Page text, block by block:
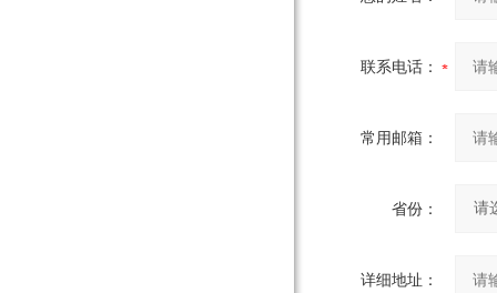
联系电话：
常用邮箱：
省份：
详细地址：